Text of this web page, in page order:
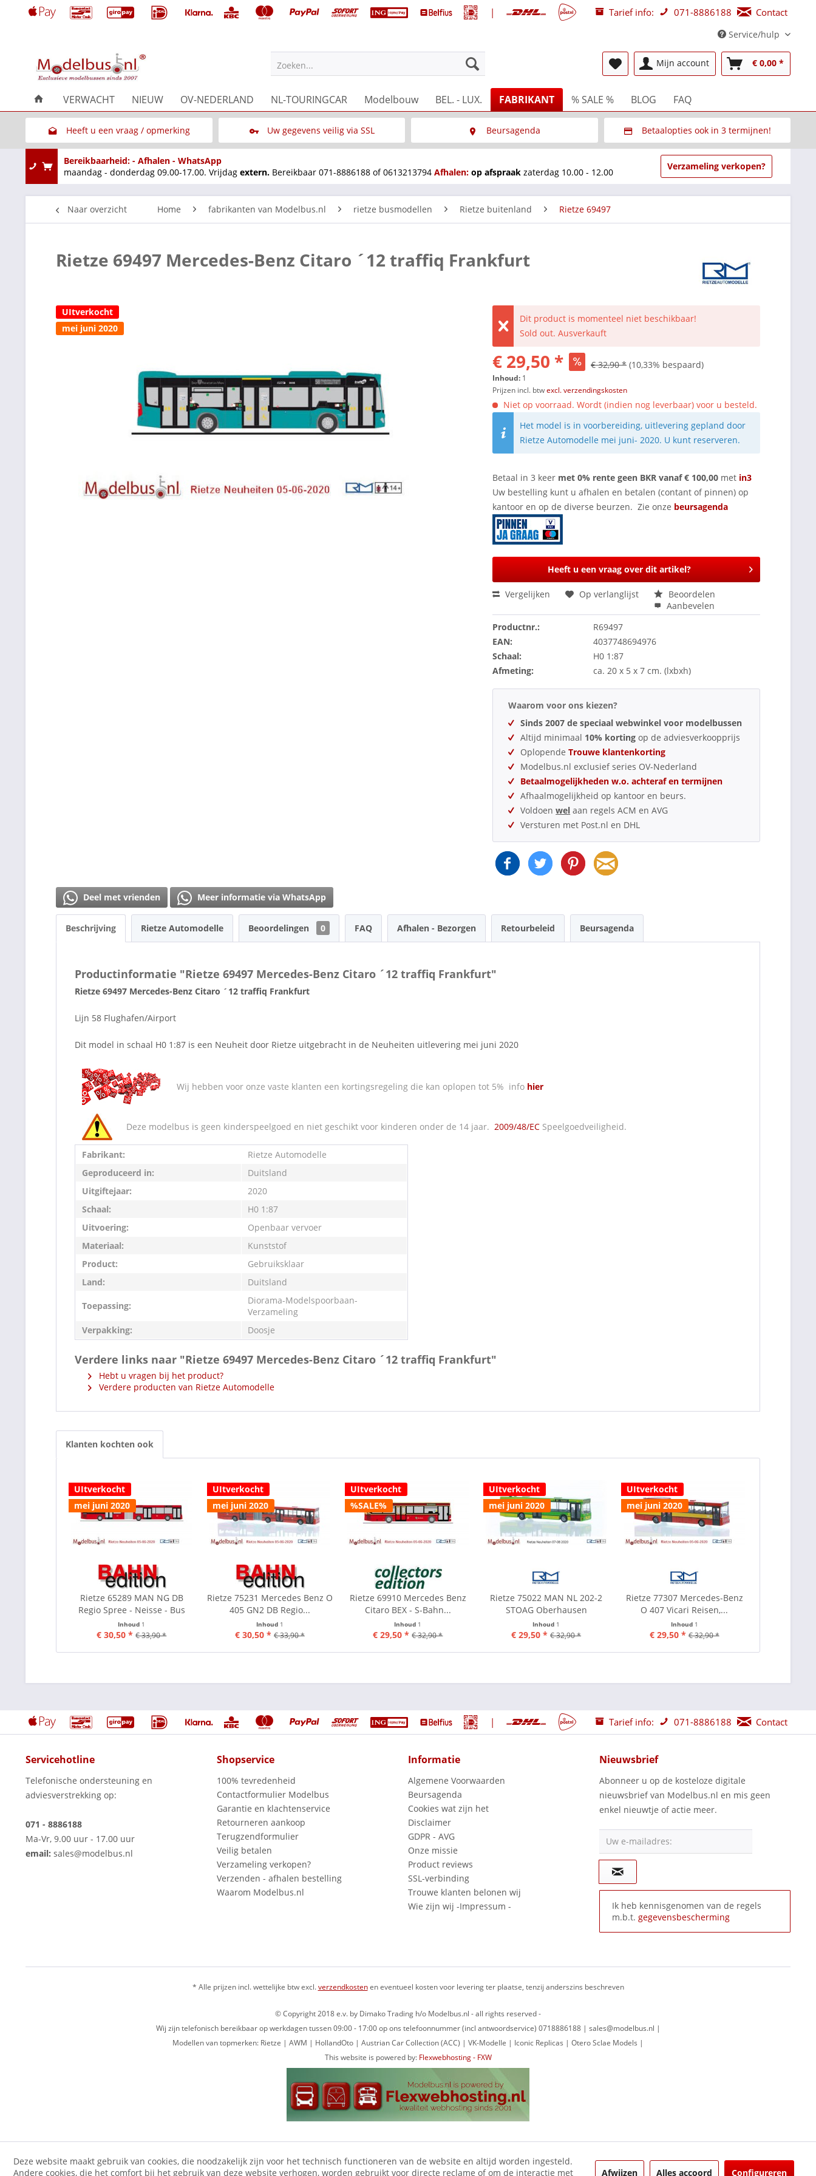
| Tarief info: 071-8886188 Contact
Service/hulp
Zoeken... Mijn account € 0,00 *
VERWACHT NIEUW OV-NEDERLAND NL-TOURINGCAR Modelbouw BEL. - LUX. FABRIKANT % SALE % BLOG FAQ
Heeft u een vraag / opmerking
Link naar het contactformulier
Uw gegevens veilig via SSL Beursagenda Betaalopties ook in 3 termijnen!
Via Multisafepay (veilig via SSL)
Bereikbaarheid: - Afhalen - WhatsApp
maandag - donderdag 09.00-17.00. Vrijdag extern. Bereikbaar 071-8886188 of 0613213794 Afhalen: op afspraak zaterdag 10.00 - 12.00
Verzameling verkopen?
Naar overzicht Home fabrikanten van Modelbus.nl rietze busmodellen Rietze buitenland Rietze 69497
Rietze 69497 Mercedes-Benz Citaro ´12 traffiq Frankfurt
UItverkocht
mei juni 2020
Dit product is momenteel niet beschikbaar!
Sold out. Ausverkauft
€ 29,50 * € 32,90 * (10,33% bespaard)
Inhoud: 1
Prijzen incl. btwexcl. verzendingskosten
Niet op voorraad. Wordt (indien nog leverbaar) voor u besteld.
Het model is in voorbereiding, uitlevering gepland door
Rietze Automodelle mei juni- 2020. U kunt reserveren.
Betaal in 3 keer met 0% rente geen BKR vanaf € 100,00 met in3
Uw bestelling kunt u afhalen en betalen (contant of pinnen) op
kantoor en op de diverse beurzen. Zie onze beursagenda
Heeft u een vraag over dit artikel?
Vergelijken Op verlanglijst
Beoordelen
Aanbevelen
Productnr.:
R69497
EAN:
4037748694976
Schaal:
H0 1:87
Afmeting:
ca. 20 x 5 x 7 cm. (lxbxh)
Waarom voor ons kiezen?
Sinds 2007 de speciaal webwinkel voor modelbussen
Altijd minimaal 10% kortingop de adviesverkoopprijs
OplopendeTrouwe klantenkorting
Modelbus.nl exclusief series OV-Nederland
Betaalmogelijkheden w.o. achteraf en termijnen
Afhaalmogelijkheid op kantoor en beurs.
Voldoenwel aan regels ACM en AVG
Versturen met Post.nl en DHL
Deel met vrienden Meer informatie via WhatsApp
Beschrijving Rietze Automodelle Beoordelingen 0 FAQ Afhalen - Bezorgen Retourbeleid Beursagenda
Productinformatie "Rietze 69497 Mercedes-Benz Citaro ´12 traffiq Frankfurt"
Rietze 69497 Mercedes-Benz Citaro ´12 traffiq Frankfurt
Lijn 58 Flughafen/Airport
Dit model in schaal H0 1:87 is een Neuheit door Rietze uitgebracht in de Neuheiten uitlevering mei juni 2020
Wij hebben voor onze vaste klanten een kortingsregeling die kan oplopen tot 5% info hier
Deze modelbus is geen kinderspeelgoed en niet geschikt voor kinderen onder de 14 jaar. 2009/48/EC Speelgoedveiligheid.
Fabrikant:
Rietze Automodelle
Geproduceerd in:
Duitsland
Uitgiftejaar:
2020
Schaal:
H0 1:87
Uitvoering:
Openbaar vervoer
Materiaal:
Kunststof
Product:
Gebruiksklaar
Land:
Duitsland
Toepassing:
Diorama-Modelspoorbaan-
Verzameling
Verpakking:
Doosje
Verdere links naar "Rietze 69497 Mercedes-Benz Citaro ´12 traffiq Frankfurt"
Hebt u vragen bij het product?
Verdere producten van Rietze Automodelle
Klanten kochten ook
UItverkocht
mei juni 2020
Rietze 65289 MAN NG DB
Regio Spree - Neisse - Bus
Inhoud 1
€ 30,50 * € 33,90 *
UItverkocht
mei juni 2020
Rietze 75231 Mercedes Benz O
405 GN2 DB Regio...
Inhoud 1
€ 30,50 * € 33,90 *
UItverkocht
%SALE%
Rietze 69910 Mercedes Benz
Citaro BEX - S-Bahn...
Inhoud 1
€ 29,50 * € 32,90 *
UItverkocht
mei juni 2020
Rietze 75022 MAN NL 202-2
STOAG Oberhausen
Inhoud 1
€ 29,50 * € 32,90 *
UItverkocht
mei juni 2020
Rietze 77307 Mercedes-Benz
O 407 Vicari Reisen,...
Inhoud 1
€ 29,50 * € 32,90 *
| Tarief info: 071-8886188 Contact
Servicehotline
Telefonische ondersteuning en
adviesverstrekking op:
071 - 8886188
Ma-Vr, 9.00 uur - 17.00 uur
email: sales@modelbus.nl
Shopservice
100% tevredenheid
Contactformulier Modelbus
Garantie en klachtenservice
Retourneren aankoop
Terugzendformulier
Veilig betalen
Verzameling verkopen?
Verzenden - afhalen bestelling
Waarom Modelbus.nl
Informatie
Algemene Voorwaarden
Beursagenda
Cookies wat zijn het
Disclaimer
GDPR - AVG
Onze missie
Product reviews
SSL-verbinding
Trouwe klanten belonen wij
Wie zijn wij -Impressum -
Nieuwsbrief
Abonneer u op de kosteloze digitale
nieuwsbrief van Modelbus.nl en mis geen
enkel nieuwtje of actie meer.
Uw e-mailadres:
Ik heb kennisgenomen van de regels
m.b.t. gegevensbescherming
* Alle prijzen incl. wettelijke btw excl.verzendkostenen eventueel kosten voor levering ter plaatse, tenzij anderszins beschreven
© Copyright 2018 e.v. by Dimako Trading h/o Modelbus.nl - all rights reserved -
Wij zijn telefonisch bereikbaar op werkdagen tussen 09:00 - 17:00 op ons telefoonnummer (incl antwoordservice) 0718886188 | sales@modelbus.nl |
Modellen van topmerken: Rietze | AWM | HollandOto | Austrian Car Collection (ACC) | VK-Modelle | Iconic Replicas | Otero Sclae Models |
This website is powered by: Flexwebhosting - FXW
Deze website maakt gebruik van cookies, die noodzakelijk zijn voor het technisch functioneren van de website en altijd worden ingesteld.
Andere cookies, die het comfort bij het gebruik van deze website verhogen, worden gebruikt voor directe reclame of om de interactie met
Afwijzen Alles accoord Configureren